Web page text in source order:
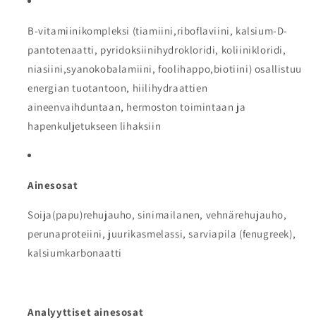
B-vitamiinikompleksi (tiamiini,riboflaviini, kalsium-D-
pantotenaatti, pyridoksiinihydrokloridi, koliinikloridi,
niasiini,syanokobalamiini, foolihappo,biotiini) osallistuu
energian tuotantoon, hiilihydraattien
aineenvaihduntaan, hermoston toimintaan ja
hapenkuljetukseen lihaksiin
Ainesosat
Soija(papu)rehujauho, sinimailanen, vehnärehujauho,
perunaproteiini, juurikasmelassi, sarviapila (fenugreek),
kalsiumkarbonaatti
Analyyttiset ainesosat